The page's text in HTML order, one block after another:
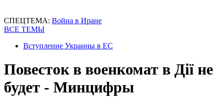
СПЕЦТЕМА: Война в Иране
ВСЕ ТЕМЫ
Вступление Украины в ЕС
Повесток в военкомат в Дії не
будет - Минцифры